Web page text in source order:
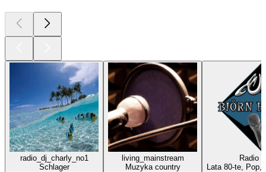
radio_dj_charly_no1
Schlager
living_mainstream
Muzyka country
Radio
Lata 80-te,